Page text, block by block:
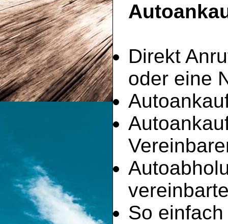
Direkt
oder eine
So